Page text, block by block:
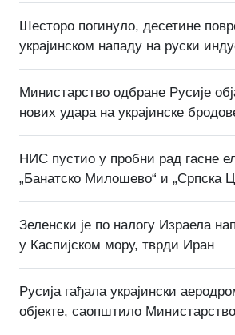
Шесторо погинуло, десетине
украјинском нападу на руски
Министарство одбране Русије
нових удара на украјинске
НИС пустио у пробни рад гасне
„Банатско Милошево“ и „Српска
Зеленски је по налогу Израела
у Каспијском мору, тврди Иран
Русија гађала украјински
објекте, саопштило